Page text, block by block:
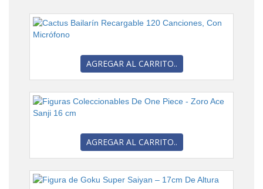
AGREGAR AL CARRITO..
AGREGAR AL CARRITO..